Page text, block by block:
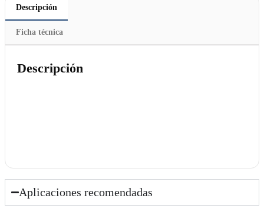
Descripción
Ficha técnica
Descripción
Aplicaciones recomendadas